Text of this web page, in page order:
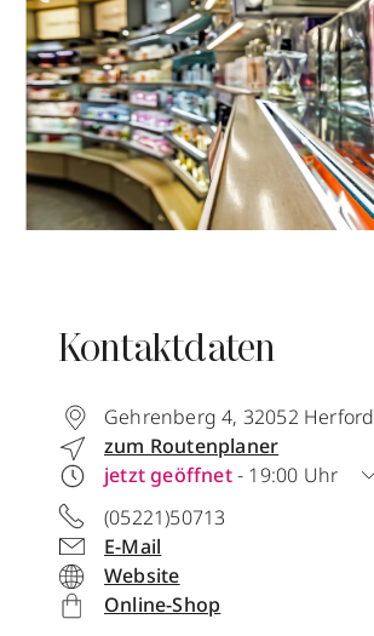
Kontaktdaten
Gehrenberg 4, 32052 Herford
zum Routenplaner
jetzt geöffnet- 19:00 Uhr
(05221)50713
E-Mail
Website
Online-Shop